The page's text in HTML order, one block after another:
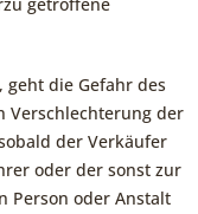
die Gefahr des
Verschlechterung der
der Verkäufer
oder der sonst zur
Person oder Anstalt